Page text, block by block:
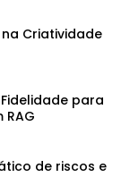
na Criatividade
para
de riscos e